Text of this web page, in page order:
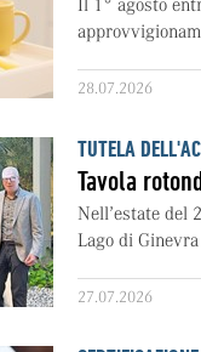
Il 1° agosto
28.07.2026
TUTELA
Tavola
Nell’estate del
Lago di
27.07.2026